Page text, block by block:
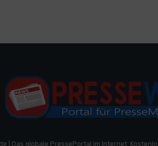
| Das globale PressePortal im Internet.